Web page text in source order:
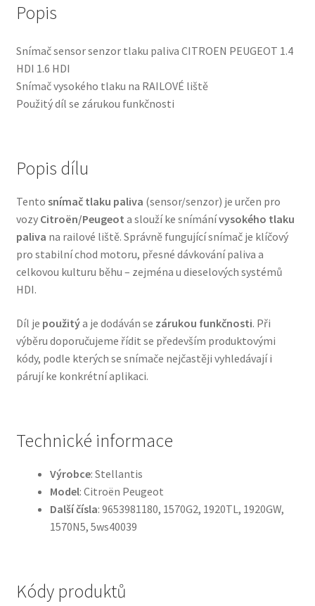
Popis
Snímač sensor senzor tlaku paliva CITROEN PEUGEOT 1.4
HDI 1.6 HDI
Snímač vysokého tlaku na RAILOVÉ liště
Použitý díl se zárukou funkčnosti
Popis dílu
Tento snímač tlaku paliva (sensor/senzor) je určen pro
vozy Citroën/Peugeot a slouží ke snímánívysokého tlaku
paliva na railové liště. Správně fungující snímač je klíčový
pro stabilní chod motoru, přesné dávkování paliva a
celkovou kulturu běhu – zejména u dieselových systémů
HDI.
Díl je použitýa je dodáván se zárukou funkčnosti. Při
výběru doporučujeme řídit se především produktovými
kódy, podle kterých se snímače nejčastěji vyhledávají i
párují ke konkrétní aplikaci.
Technické informace
Výrobce: Stellantis
Model: Citroën Peugeot
Další čísla: 9653981180, 1570G2, 1920TL, 1920GW,
1570N5, 5ws40039
Kódy produktů